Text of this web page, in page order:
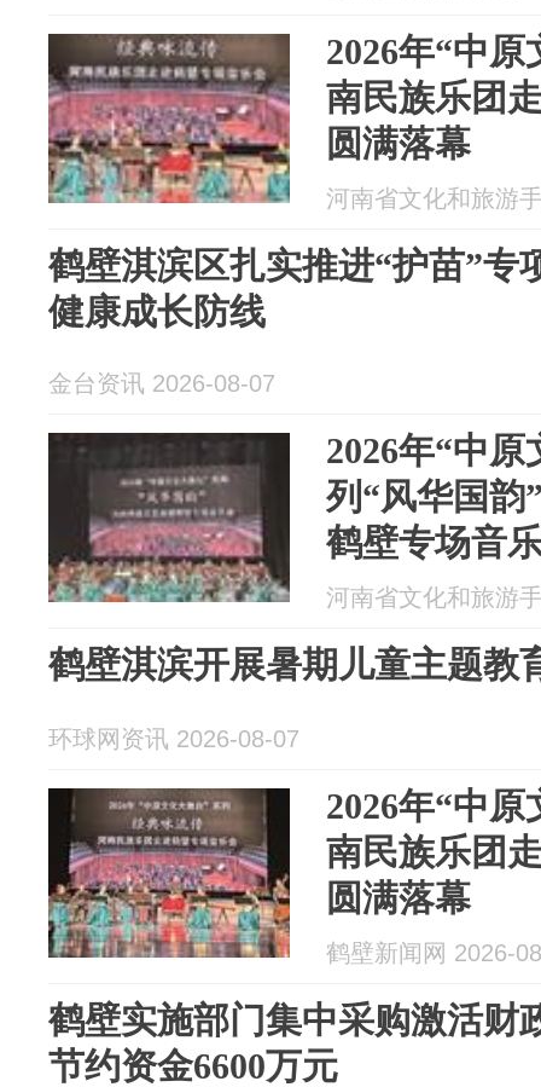
2026年“中
南民族乐团
圆满落幕
河南省文化和旅游
鹤壁淇滨区扎实推进“护苗”专
健康成长防线
金台资讯 2026-08-07
2026年“中
列“风华国韵
鹤壁专场音
河南省文化和旅游
鹤壁淇滨开展暑期儿童主题教
环球网资讯 2026-08-07
2026年“中
南民族乐团
圆满落幕
鹤壁新闻网 2026-
鹤壁实施部门集中采购激活财
节约资金6600万元